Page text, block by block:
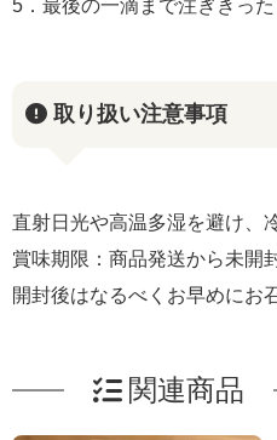
5．最後の一滴まで注ぎきった
取り扱い注意事項
直射日光や高温多湿を避け、
賞味期限：商品発送から未開
開封後はなるべくお早めにお
関連商品